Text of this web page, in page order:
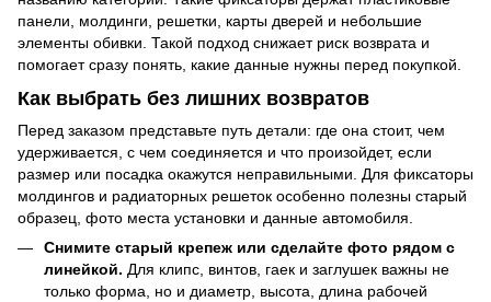
панели, молдинги, решетки, карты дверей и небольшие
элементы обивки. Такой подход снижает риск возврата и
помогает сразу понять, какие данные нужны перед покупкой.
Как выбрать без лишних возвратов
Перед заказом представьте путь детали: где она стоит, чем
удерживается, с чем соединяется и что произойдет, если
размер или посадка окажутся неправильными. Для фиксаторы
молдингов и радиаторных решеток особенно полезны старый
образец, фото места установки и данные автомобиля.
Снимите старый крепеж или сделайте фото рядом с
линейкой. Для клипс, винтов, гаек и заглушек важны не
только форма, но и диаметр, высота, длина рабочей